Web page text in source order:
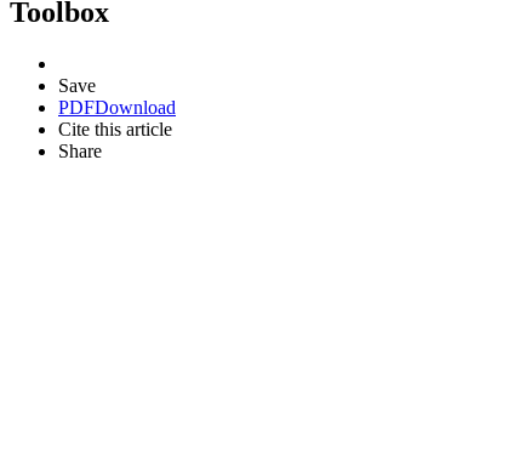
Toolbox
Save
PDFDownload
Cite this article
Share